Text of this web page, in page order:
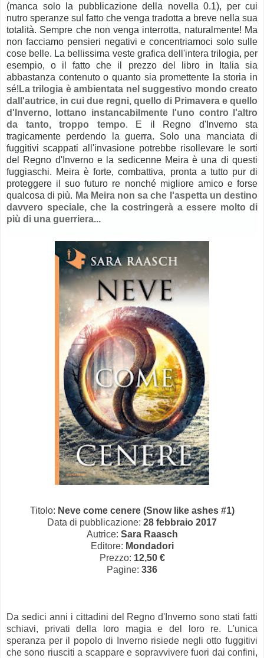
(manca solo la pubblicazione della novella 0.1), per cui
nutro speranze sul fatto che venga tradotta a breve nella sua
totalità. Sempre che non venga interrotta, naturalmente! Ma
non facciamo pensieri negativi e concentriamoci solo sulle
cose belle. La bellissima veste grafica dell'intera trilogia, per
esempio, o il fatto che il prezzo del libro in Italia sia
abbastanza contenuto o quanto sia promettente la storia in
sé! La trilogia è ambientata nel suggestivo mondo creato
dall'autrice, in cui due regni, quello di Primavera e quello
d'Inverno, lottano instancabilmente l'uno contro l'altro
da tanto, troppo tempo. E il Regno d'Inverno sta
tragicamente perdendo la guerra. Solo una manciata di
fuggitivi scappati all'invasione potrebbe risollevare le sorti
del Regno d'Inverno e la sedicenne Meira è una di questi
fuggiaschi. Meira è forte, combattiva, pronta a tutto pur di
proteggere il suo futuro re nonché migliore amico e forse
qualcosa di più. Ma Meira non sa che l'aspetta un destino
davvero speciale, che la costringerà a essere molto di
più di una guerriera...
Titolo: Neve come cenere (Snow like ashes #1)
Data di pubblicazione: 28 febbraio 2017
Autrice: Sara Raasch
Editore: Mondadori
Prezzo: 12,50 €
Pagine: 336
Da sedici anni i cittadini del Regno d'Inverno sono stati fatti
schiavi, privati della loro magia e del loro re. L'unica
speranza per il popolo di Inverno risiede negli otto fuggitivi
che sono riusciti a scappare e sopravvivere fuori dai confini,